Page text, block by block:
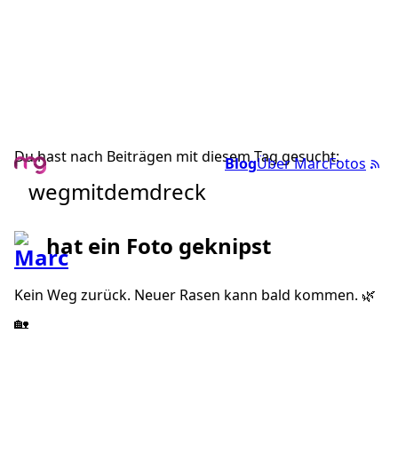
BlogÜber MarcFotos
Du hast nach Beiträgen mit diesem Tag gesucht:
wegmitdemdreck
hat ein Foto geknipst
Kein Weg zurück. Neuer Rasen kann bald kommen. 🌿
🏡